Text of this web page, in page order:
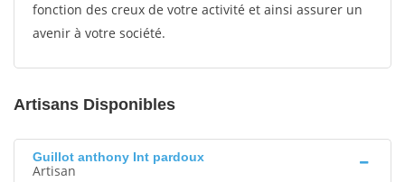
fonction des creux de votre activité et ainsi assurer un
avenir à votre société.
Artisans Disponibles
Guillot anthony Int pardoux
Artisan